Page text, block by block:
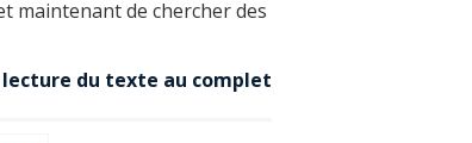
maintenant de chercher des
du texte au complet